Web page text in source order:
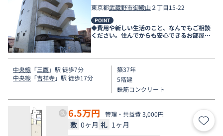
東京都武蔵野市御殿山 ２丁目15-22
POINT
◆費用や新しい生活のこと、なんでもご相談
ください。住んでからも安心できるお部屋探
しをお手伝いします◆
中央線 「三鷹」駅 徒歩7分
中央線 「吉祥寺」駅 徒歩17分
築37年
5階建
鉄筋コンクリート
6.5万円 管理・共益費 3,000円
敷 0ヶ月 礼 1ヶ月 お気